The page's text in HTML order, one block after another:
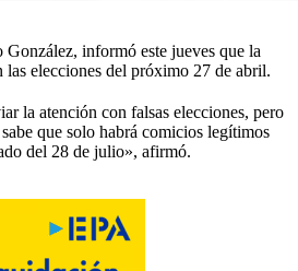
informó este jueves que la
elecciones del próximo 27 de abril.
la atención con falsas elecciones, pero
que solo habrá comicios legítimos
del 28 de julio», afirmó.